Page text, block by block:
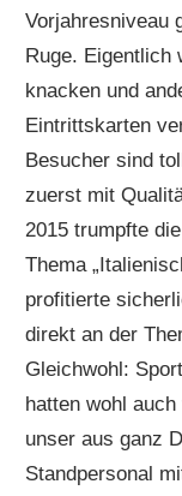
Vorjahresniveau
Ruge. Eigentlich
knacken und
Eintrittskarten
Besucher sind
zuerst mit
2015 trumpfte
Thema
profitierte
direkt an der
Gleichwohl:
hatten wohl
unser aus ganz
Standpersonal